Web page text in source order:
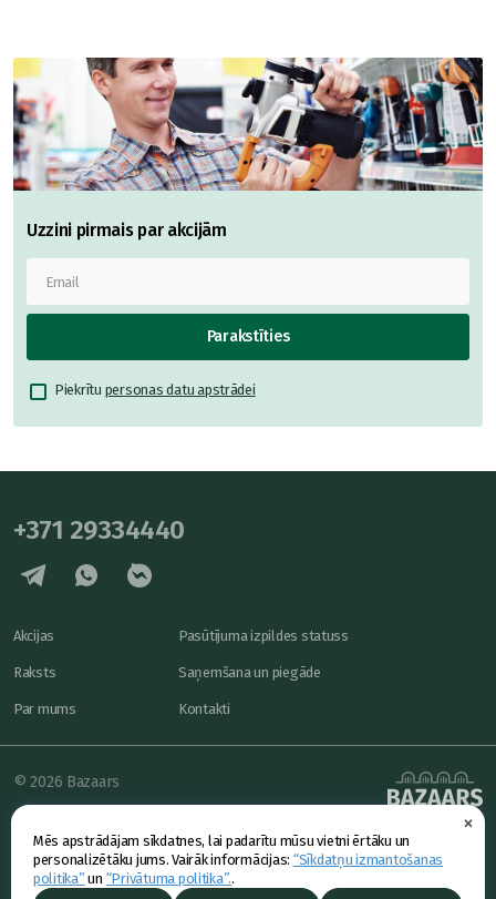
×
Mēs apstrādājam sīkdatnes, lai padarītu mūsu vietni ērtāku un
personalizētāku jums. Vairāk informācijas: “Sīkdatņu izmantošanas
politika” un “Privātuma politika”..
Uzzini pirmais par akcijām
Parakstīties
Piekrītu personas datu apstrādei
+371 29334440
Akcijas
Raksts
Par mums
Pasūtījuma izpildes statuss
Saņemšana un piegāde
Kontakti
powered by
© 2026 Bazaars
Konfidencialitāte
Piedāvājums